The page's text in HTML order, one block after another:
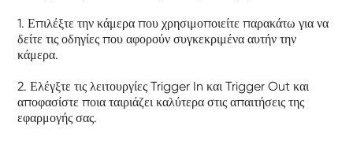
1. Επιλέξτε την κάμερα που χρησιμοποιείτε παρακάτω για να
δείτε τις οδηγίες που αφορούν συγκεκριμένα αυτήν την
κάμερα.
2. Ελέγξτε τις λειτουργίες Trigger In και Trigger Out και
αποφασίστε ποια ταιριάζει καλύτερα στις απαιτήσεις της
εφαρμογής σας.